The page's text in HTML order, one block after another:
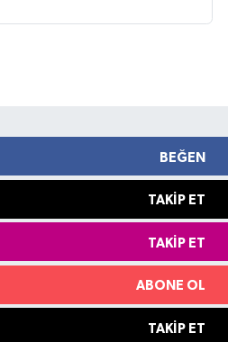
BEĞEN
TAKIP ET
TAKIP ET
ABONE OL
TAKIP ET